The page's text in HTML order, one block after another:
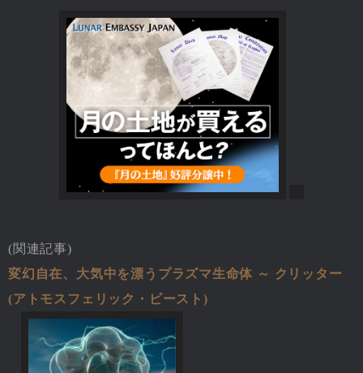
(関連記事)
変幻自在、大気中を漂うプラズマ生命体 ～ クリッター
(アトモスフェリック・ビースト)